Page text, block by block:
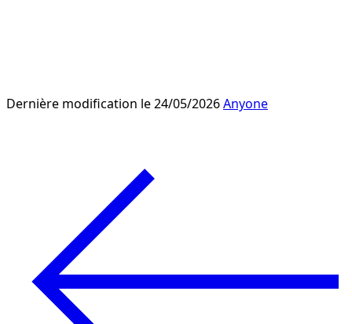
Dernière modification le 24/05/2026Anyone